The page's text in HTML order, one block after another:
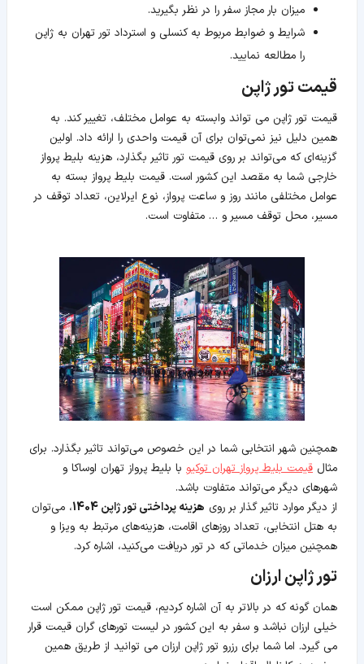
میزان بار مجاز سفر را در نظر بگیرید.
شرایط و ضوابط مربوط به کنسلی و استرداد تور تهران به ژاپن
را مطالعه نمایید.
قیمت تور ژاپن
قیمت تور ژاپن می تواند وابسته به عوامل مختلف، تغییر کند. به
همین دلیل نیز نمی‌توان برای آن قیمت واحدی را ارائه داد. اولین
گزینه‌ای که می‌تواند بر روی قیمت تور تاثیر بگذارد، هزینه بلیط پرواز
خارجی شما به مقصد این کشور است. قیمت بلیط پرواز بسته به
عوامل مختلفی مانند روز و ساعت پرواز، نوع ایرلاین، تعداد توقف در
مسیر، محل توقف مسیر و … متفاوت است.
همچنین شهر انتخابی شما در این خصوص می‌تواند تاثیر بگذارد. برای
مثال قیمت بلیط پرواز تهران توکیو با بلیط پرواز تهران اوساکا و
شهرهای دیگر می‌تواند متفاوت باشد.
از دیگر موارد تاثیر گذار بر روی هزینه پرداختی تور ژاپن 1404
، می‌توان
به هتل انتخابی، تعداد روزهای اقامت، هزینه‌های مرتبط به ویزا و
همچنین میزان خدماتی که در تور دریافت می‌کنید، اشاره کرد.
تور ژاپن ارزان
همان گونه که در بالاتر به آن اشاره کردیم، قیمت تور ژاپن ممکن است
خیلی ارزان نباشد و سفر به این کشور در لیست تورهای گران قیمت قرار
می گیرد. اما شما برای رزرو تور ژاپن ارزان می توانید از طریق همین